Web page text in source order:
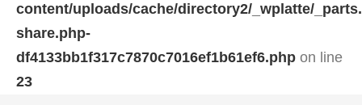
content/uploads/cache/directory2/_wplatte/
share.php-
df4133bb1f317c7870c7016ef1b61ef6.php on line
23